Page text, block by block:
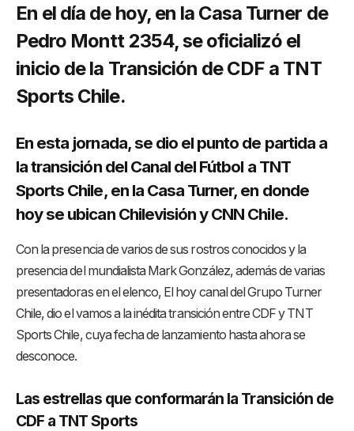
En el día de hoy, en la Casa Turner de
Pedro Montt 2354, se oficializó el
inicio de la Transición de CDF a TNT
Sports Chile.
En esta jornada, se dio el punto de partida a
la transición del Canal del Fútbol a TNT
Sports Chile, en la Casa Turner, en donde
hoy se ubican Chilevisión y CNN Chile.
Con la presencia de varios de sus rostros conocidos y la
presencia del mundialista Mark González, además de varias
presentadoras en el elenco, El hoy canal del Grupo Turner
Chile, dio el vamos a la inédita transición entre CDF y TNT
Sports Chile, cuya fecha de lanzamiento hasta ahora se
desconoce.
Las estrellas que conformarán la Transición de
CDF a TNT Sports